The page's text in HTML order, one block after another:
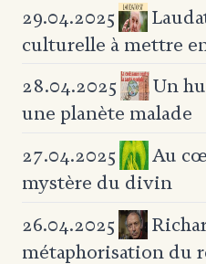
29.04.2025
culturelle à mettre
28.04.2025
Un
une planète malade
27.04.2025
Au
mystère du divin
26.04.2025
métaphorisation du